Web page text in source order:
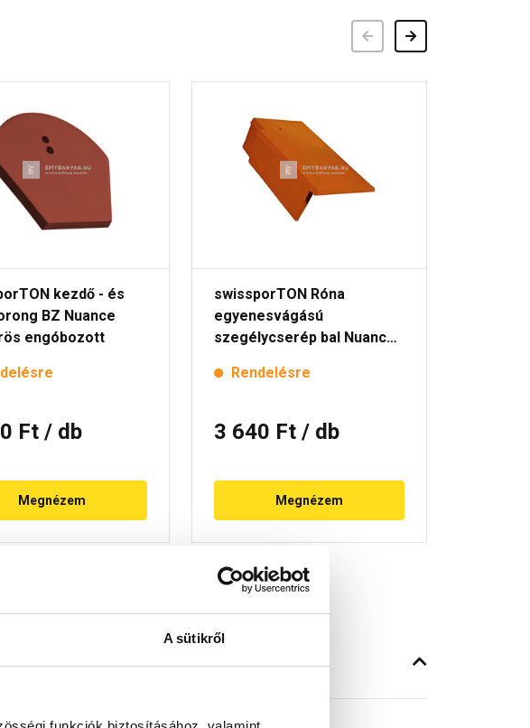
A sütikről
Előző Következő
kezdő - és
BZ Nuance
engóbozott
Ft / db
Megnézem
swissporTON Róna
egyenesvágású
szegélycserép bal Nuance
Rendelésre
3 640 Ft / db
Megnézem